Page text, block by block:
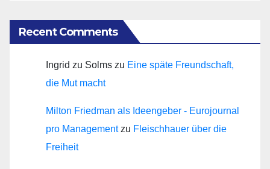
Recent Comments
Ingrid zu Solms zu Eine späte Freundschaft,
die Mut macht
Milton Friedman als Ideengeber - Eurojournal
pro Managementzu Fleischhauer über die
Freiheit